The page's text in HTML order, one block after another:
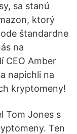
sa stanú
ktorý
štandardne
na
CEO Amber
napichli na
kryptomeny!
Tom Jones s
Ten